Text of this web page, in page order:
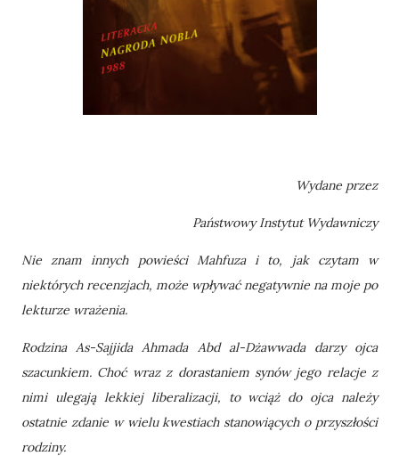
Wydane przez
Państwowy Instytut Wydawniczy
Nie znam innych powieści Mahfuza i to, jak czytam w
niektórych recenzjach, może wpływać negatywnie na moje po
lekturze wrażenia.
Rodzina As-Sajjida Ahmada Abd al-Dżawwada darzy ojca
szacunkiem. Choć wraz z dorastaniem synów jego relacje z
nimi ulegają lekkiej liberalizacji, to wciąż do ojca należy
ostatnie zdanie w wielu kwestiach stanowiących o przyszłości
rodziny.